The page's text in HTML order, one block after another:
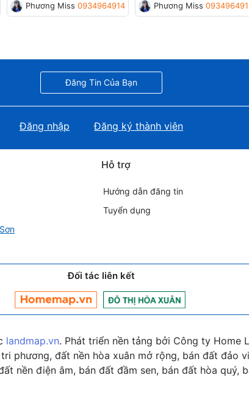
Phương Missa0934964914
Phương Missa
Đăng Tin Của Bạn
Đăng nhập Đăng ký thành viên
Hỗ trợ
Hướng dẫn đăng tin
Tuyển dụng
Đối tác liên kết
landmap.vn. Phát triển nền tảng bởi Công ty Home
phương, đất nền hòa xuân mở rộng, bán đất đảo
nền điện âm, bán đất đầm sen, bán đất hòa